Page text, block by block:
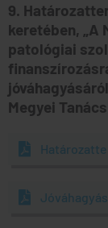
9.
keretében, „A
patológiai
Megyei